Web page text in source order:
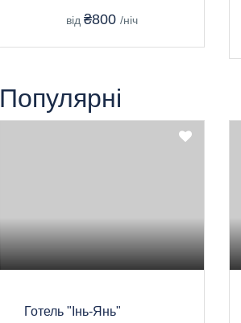
від ₴800 /ніч
Популярні
Готель "Інь-Янь"